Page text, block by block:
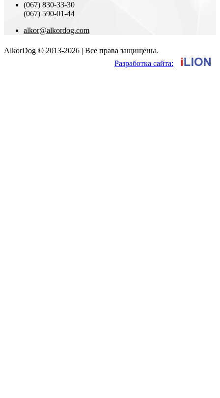
(067) 830-33-30
(067) 590-01-44
alkor@alkordog.com
AlkorDog © 2013-2026 | Все права защищены.
Разработка сайта: